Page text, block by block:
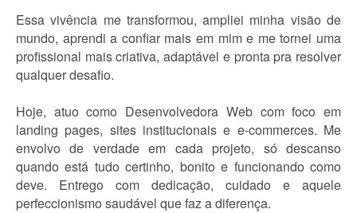
Essa vivência me transformou, ampliei minha visão de
mundo, aprendi a confiar mais em mim e me tornei uma
profissional mais criativa, adaptável e pronta pra resolver
qualquer desafio.
Hoje, atuo como Desenvolvedora Web com foco em
landing pages, sites institucionais e e-commerces. Me
envolvo de verdade em cada projeto, só descanso
quando está tudo certinho, bonito e funcionando como
deve. Entrego com dedicação, cuidado e aquele
perfeccionismo saudável que faz a diferença.